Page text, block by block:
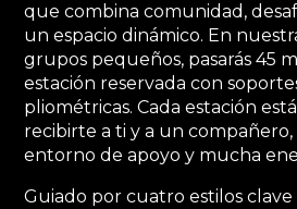
que combina comunidad,
un espacio dinámico. En
grupos pequeños, pasarás 45
estación reservada con
pliométricas. Cada estación
recibirte a ti y a un
entorno de apoyo y mucha
Guiado por cuatro estilos